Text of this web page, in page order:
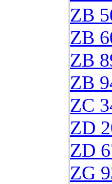
ZB
ZB
ZB
ZB
ZC
ZD
ZD
ZG